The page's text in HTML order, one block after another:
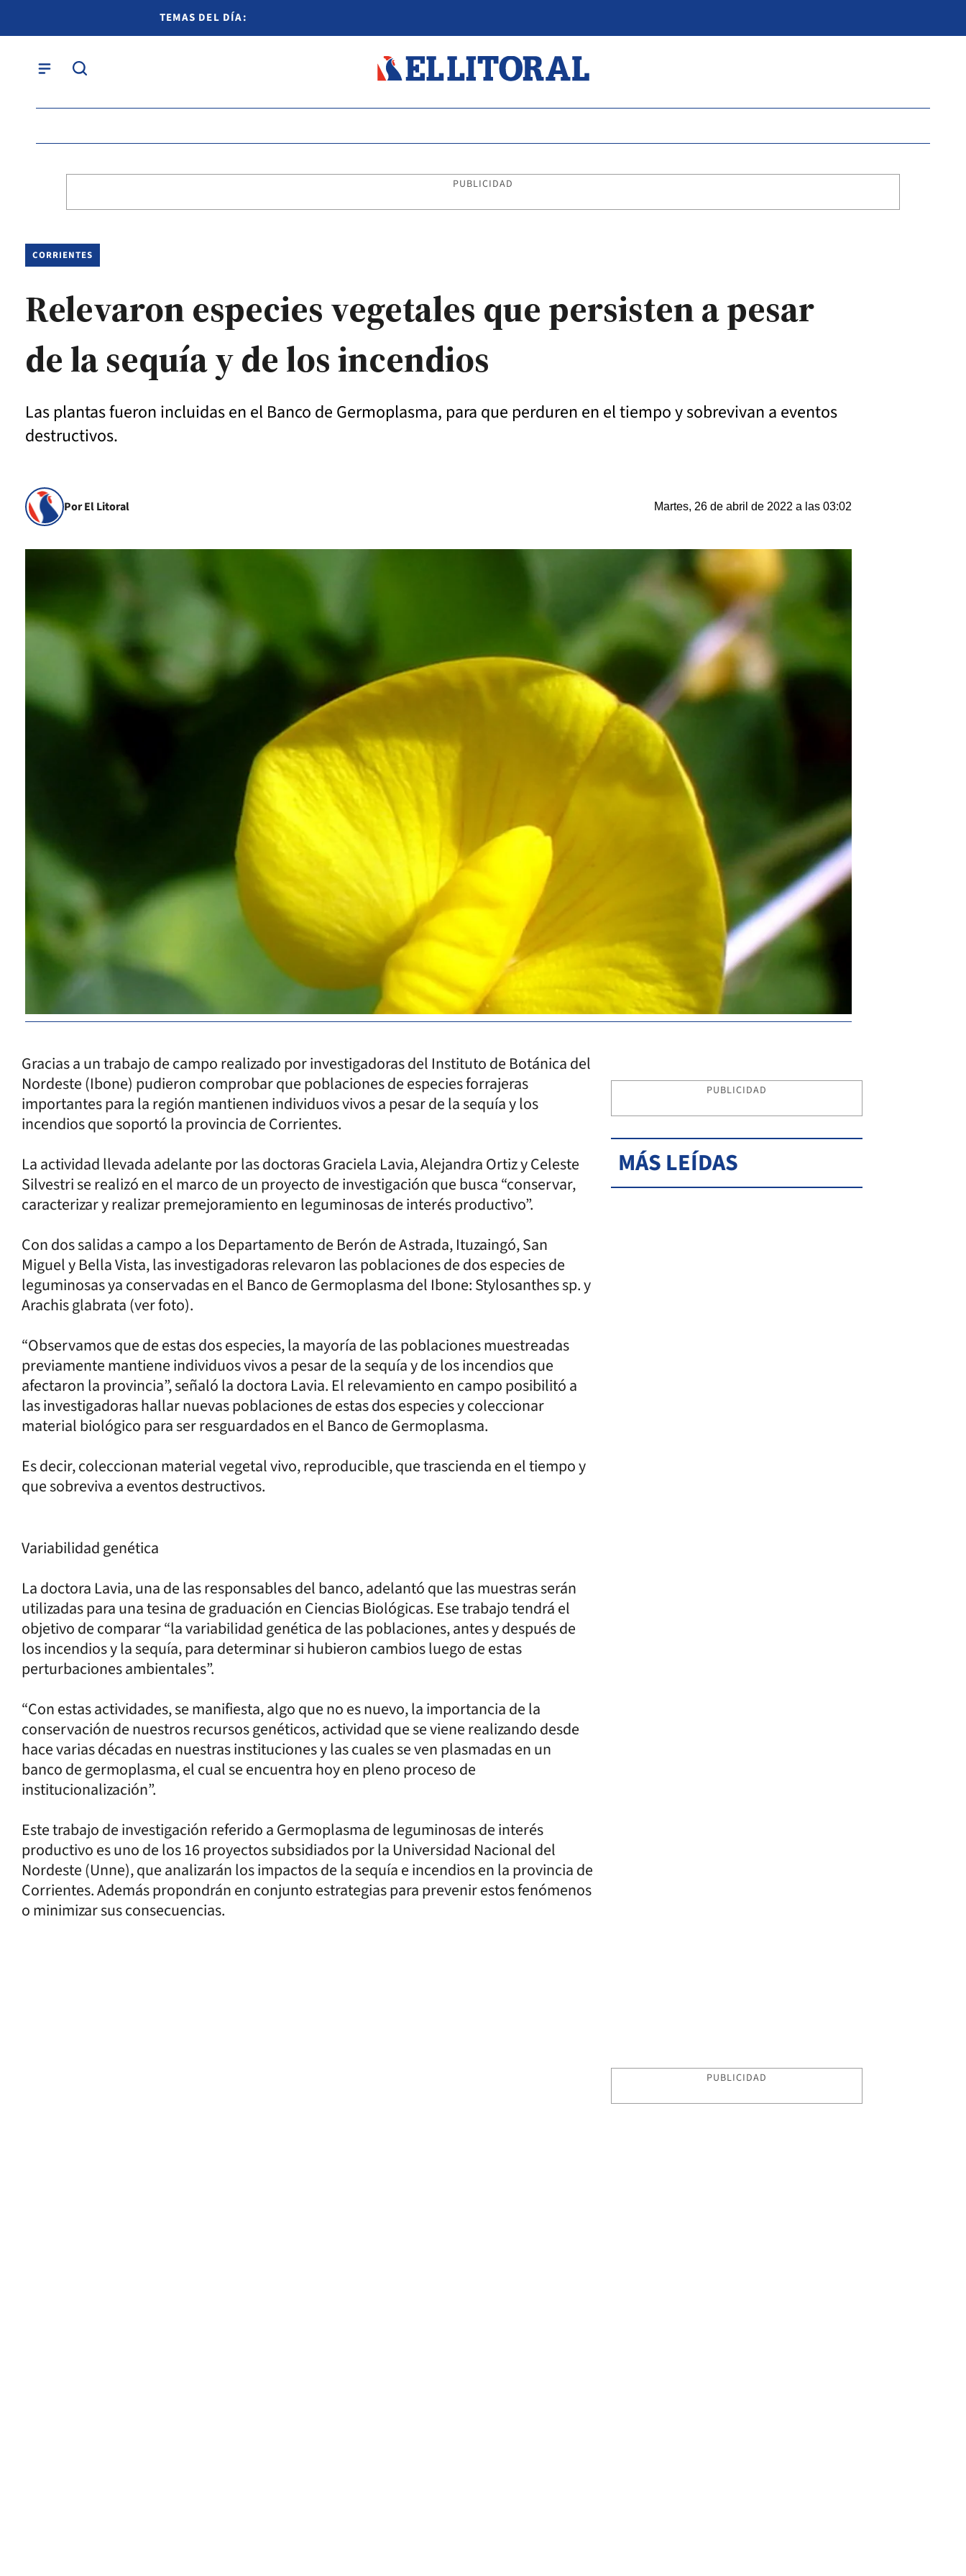
TEMAS DEL DÍA:
PUBLICIDAD
CORRIENTES
Relevaron especies vegetales que persisten a pesar
de la sequía y de los incendios
Las plantas fueron incluidas en el Banco de Germoplasma, para que perduren en el tiempo y sobrevivan a eventos
destructivos.
Por El Litoral Martes, 26 de abril de 2022 a las 03:02
Gracias a un trabajo de campo realizado por investigadoras del Instituto de Botánica del
Nordeste (Ibone) pudieron comprobar que poblaciones de especies forrajeras
importantes para la región mantienen individuos vivos a pesar de la sequía y los
incendios que soportó la provincia de Corrientes.
La actividad llevada adelante por las doctoras Graciela Lavia, Alejandra Ortiz y Celeste
Silvestri se realizó en el marco de un proyecto de investigación que busca “conservar,
caracterizar y realizar premejoramiento en leguminosas de interés productivo”.
Con dos salidas a campo a los Departamento de Berón de Astrada, Ituzaingó, San
Miguel y Bella Vista, las investigadoras relevaron las poblaciones de dos especies de
leguminosas ya conservadas en el Banco de Germoplasma del Ibone: Stylosanthes sp. y
Arachis glabrata (ver foto).
“Observamos que de estas dos especies, la mayoría de las poblaciones muestreadas
previamente mantiene individuos vivos a pesar de la sequía y de los incendios que
afectaron la provincia”, señaló la doctora Lavia. El relevamiento en campo posibilitó a
las investigadoras hallar nuevas poblaciones de estas dos especies y coleccionar
material biológico para ser resguardados en el Banco de Germoplasma.
Es decir, coleccionan material vegetal vivo, reproducible, que trascienda en el tiempo y
que sobreviva a eventos destructivos.
Variabilidad genética
La doctora Lavia, una de las responsables del banco, adelantó que las muestras serán
utilizadas para una tesina de graduación en Ciencias Biológicas. Ese trabajo tendrá el
objetivo de comparar “la variabilidad genética de las poblaciones, antes y después de
los incendios y la sequía, para determinar si hubieron cambios luego de estas
perturbaciones ambientales”.
“Con estas actividades, se manifiesta, algo que no es nuevo, la importancia de la
conservación de nuestros recursos genéticos, actividad que se viene realizando desde
hace varias décadas en nuestras instituciones y las cuales se ven plasmadas en un
banco de germoplasma, el cual se encuentra hoy en pleno proceso de
institucionalización”.
Este trabajo de investigación referido a Germoplasma de leguminosas de interés
productivo es uno de los 16 proyectos subsidiados por la Universidad Nacional del
Nordeste (Unne), que analizarán los impactos de la sequía e incendios en la provincia de
Corrientes. Además propondrán en conjunto estrategias para prevenir estos fenómenos
o minimizar sus consecuencias.
PUBLICIDAD
MÁS LEÍDAS
PUBLICIDAD